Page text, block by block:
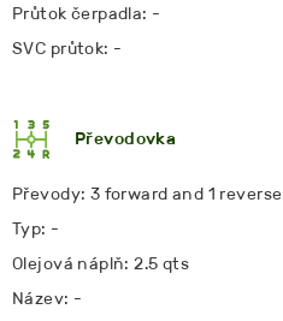
Průtok čerpadla: -
SVC průtok: -
Převodovka
Převody: 3 forward and 1 reverse
Typ: -
Olejová náplň: 2.5 qts
Název: -